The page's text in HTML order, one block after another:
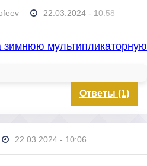
22.03.2024 - 10:58
зимнюю
Ответы (1)
22.03.2024 - 10:06